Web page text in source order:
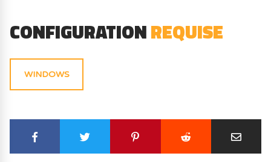
CONFIGURATIONREQUISE
WINDOWS